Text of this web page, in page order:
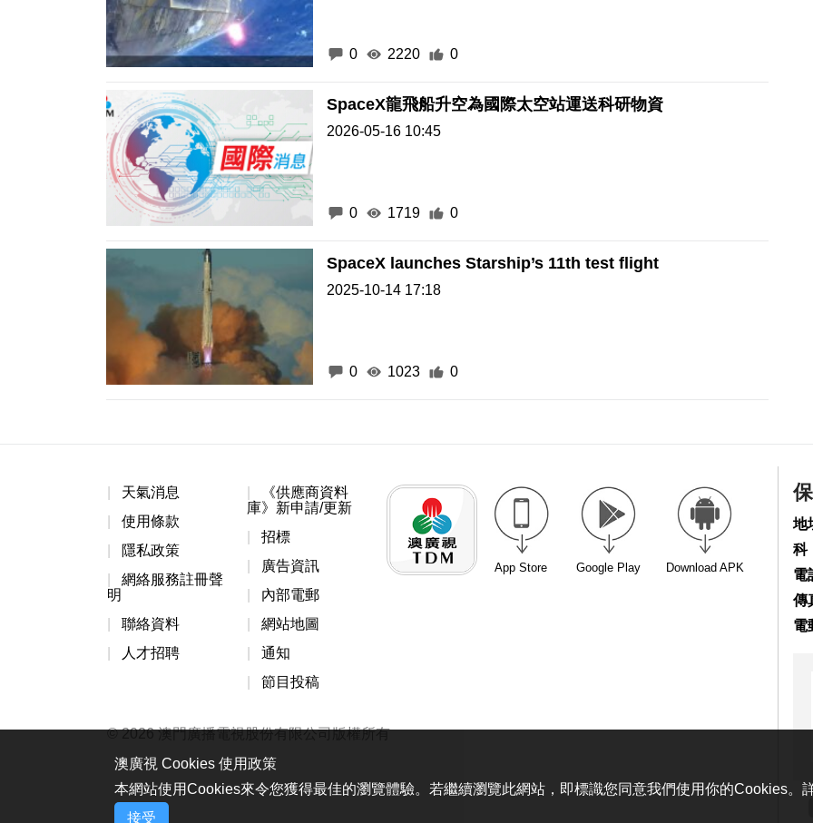
0 2220 0
SpaceX龍飛船升空為國際太空站運送科研物資
2026-05-16 10:45
0 1719 0
SpaceX launches Starship’s 11th test flight
2025-10-14 17:18
0 1023 0
天氣消息
使用條款
隱私政策
網絡服務註冊聲
明
聯絡資料
人才招聘
《供應商資料
庫》新申請/更新
招標
廣告資訊
內部電郵
網站地圖
通知
節目投稿
App Store Google Play Download APK
© 2026 澳門廣播電視股份有限公司版權所有
地
科
電
傳
電
澳廣視 Cookies 使用政策
本網站使用Cookies來令您獲得最佳的瀏覽體驗。若繼續瀏覽此網站，即標識您同意我們使用你的Cookies。
接受